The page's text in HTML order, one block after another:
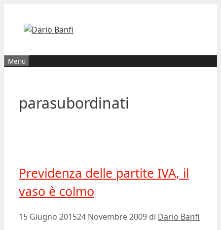
contenuto
Menu
parasubordinati
Previdenza delle partite IVA, il
vaso è colmo
15 Giugno 201524 Novembre 2009 di Dario Banfi